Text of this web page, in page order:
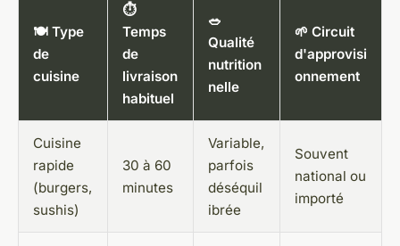
🍽️ Type
de
cuisine
⏱️
Temps
de
livraison
habituel
🥗
Qualité
nutrition
nelle
🌱 Circuit
d'approvisi
onnement
Cuisine
rapide
(burgers,
sushis)
30 à 60
minutes
Variable,
parfois
déséquil
ibrée
Souvent
national ou
importé